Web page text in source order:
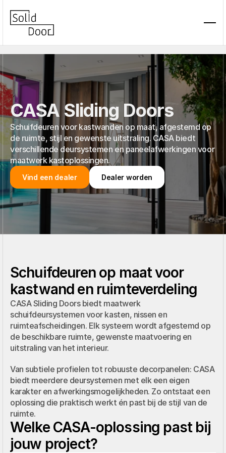
CASA Sliding Doors
Schuifdeuren voor kastwanden op maat, afgestemd op
de ruimte, stijl en gewenste uitstraling. CASA biedt
verschillende deursystemen en paneelafwerkingen voor
maatwerk kastoplossingen.
Vind een dealer
Dealer worden
Schuifdeuren op maat voor
kastwand en ruimteverdeling
CASA Sliding Doors biedt maatwerk
schuifdeursystemen voor kasten, nissen en
ruimteafscheidingen. Elk systeem wordt afgestemd op
de beschikbare ruimte, gewenste maatvoering en
uitstraling van het interieur.
Van subtiele profielen tot robuuste decorpanelen: CASA
biedt meerdere deursystemen met elk een eigen
karakter en afwerkingsmogelijkheden. Zo ontstaat een
oplossing die praktisch werkt én past bij de stijl van de
ruimte.
Welke CASA-oplossing past bij
jouw project?